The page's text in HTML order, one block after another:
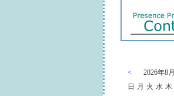
< 2026年8月
日
月 火 水 木